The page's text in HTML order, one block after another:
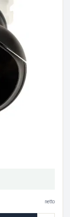
netto